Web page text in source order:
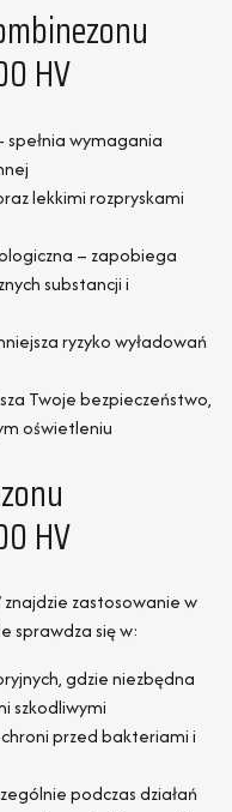
HV
spełnia wymagania
lekkimi rozpryskami
– zapobiega
substancji i
ryzyko wyładowań
Twoje bezpieczeństwo,
oświetleniu
HV
znajdzie zastosowanie w
sprawdza się w:
gdzie niezbędna
szkodliwymi
przed bakteriami i
podczas działań